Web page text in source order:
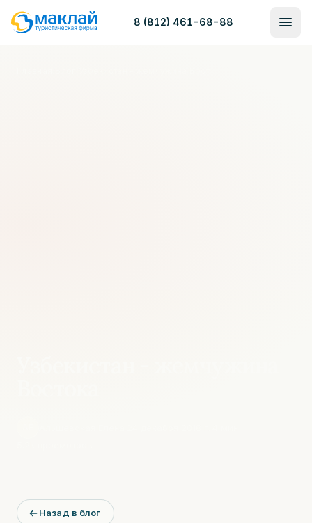
8 (812) 461-68-88
Назад в блог